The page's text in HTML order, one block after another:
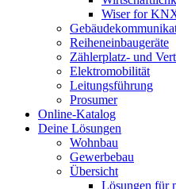
Wiser for
Reiheneinbaugeräte
Zählerplatz- und
Elektromobilität
Leitungsführung
Prosumer
Online-Katalog
Deine Lösungen
Wohnbau
Gewerbebau
Übersicht
Lösungen für